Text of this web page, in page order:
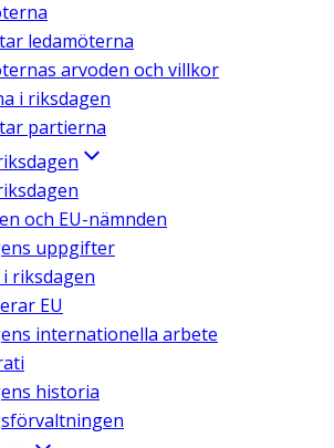
ledamöterna
arvoden och villkor
i riksdagen
partierna
och EU-nämnden
uppgifter
riksdagen
EU
internationella arbete
historia